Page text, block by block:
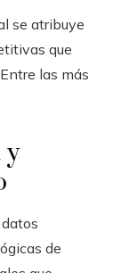
se atribuye
que
las más
y
de